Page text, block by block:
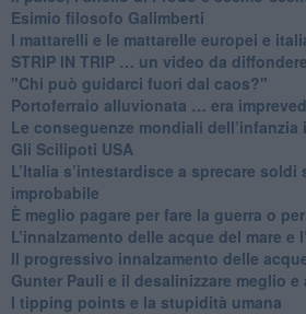
Esimio filosofo Galimberti
​I mattarelli e le mattarelle europei e
​STRIP IN TRIP … un video da diffondere
"Chi può guidarci fuori dal caos?"
​Portoferraio alluvionata … era
Le conseguenze mondiali
​Gli Scilipoti USA
L’Italia s’intestardisce a sprecare soldi
improbabile
È meglio pagare per fare la guerra o
​L’innalzamento delle acque del mare e
​Il progressivo innalzamento delle
​Gunter Pauli e il desalinizzare meglio
I tipping points e la stupidità umana